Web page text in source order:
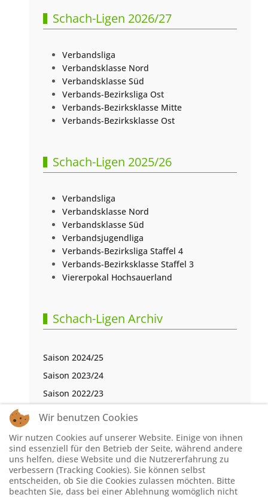
Schach-Ligen 2026/27
Verbandsliga
Verbandsklasse Nord
Verbandsklasse Süd
Verbands-Bezirksliga Ost
Verbands-Bezirksklasse Mitte
Verbands-Bezirksklasse Ost
Schach-Ligen 2025/26
Verbandsliga
Verbandsklasse Nord
Verbandsklasse Süd
Verbandsjugendliga
Verbands-Bezirksliga Staffel 4
Verbands-Bezirksklasse Staffel 3
Viererpokal Hochsauerland
Schach-Ligen Archiv
Saison 2024/25
Saison 2023/24
Saison 2022/23
Saison 2021/22
Saison 2019/20
Saison 2018/19
Saison 2017/18
Wir benutzen Cookies
Wir nutzen Cookies auf unserer Website. Einige von ihnen
sind essenziell für den Betrieb der Seite, während andere
uns helfen, diese Website und die Nutzererfahrung zu
verbessern (Tracking Cookies). Sie können selbst
entscheiden, ob Sie die Cookies zulassen möchten. Bitte
beachten Sie, dass bei einer Ablehnung womöglich nicht